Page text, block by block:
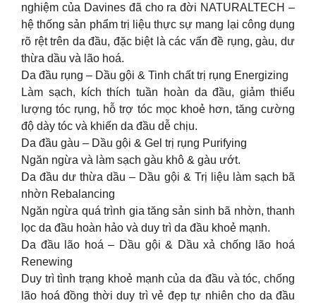
nghiệm của Davines đã cho ra đời NATURALTECH –
hệ thống sản phẩm trị liệu thực sự mang lại công dụng
rõ rệt trên da đầu, đặc biệt là các vấn đề rụng, gàu, dư
thừa dầu và lão hoá.
Da đầu rụng – Dầu gội & Tinh chất trị rụng Energizing
Làm sạch, kích thích tuần hoàn da đầu, giảm thiểu
lượng tóc rụng, hỗ trợ tóc mọc khoẻ hơn, tăng cường
độ dày tóc và khiến da đầu dễ chịu.
Da đầu gàu – Dầu gội & Gel trị rụng Purifying
Ngăn ngừa và làm sạch gàu khô & gàu ướt.
Da đầu dư thừa dầu – Dầu gội & Trị liệu làm sạch bã
nhờn Rebalancing
Ngăn ngừa quá trình gia tăng sản sinh bã nhờn, thanh
lọc da đầu hoàn hảo và duy trì da đầu khoẻ mạnh.
Da đầu lão hoá – Dầu gội & Dầu xả chống lão hoá
Renewing
Duy trì tình trạng khoẻ mạnh của da đầu và tóc, chống
lão hoá đồng thời duy trì vẻ đẹp tự nhiên cho da đầu